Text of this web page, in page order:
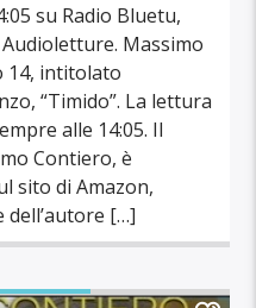
su Radio Bluetu,
Massimo
14, intitolato
“Timido”. La lettura
alle 14:05. Il
Contiero, è
sito di Amazon,
dell’autore […]